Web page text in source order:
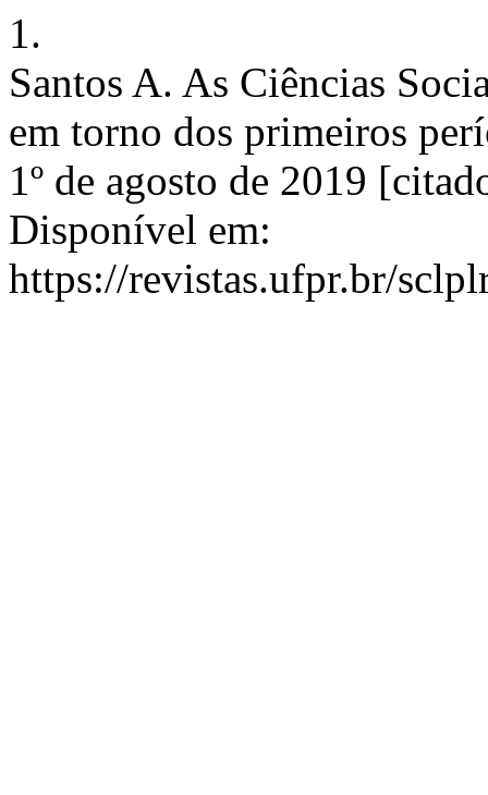
1.
Santos A. As Ciências
em torno dos primeiros
1º de agosto de 2019
Disponível em:
https://revistas.ufpr.br/